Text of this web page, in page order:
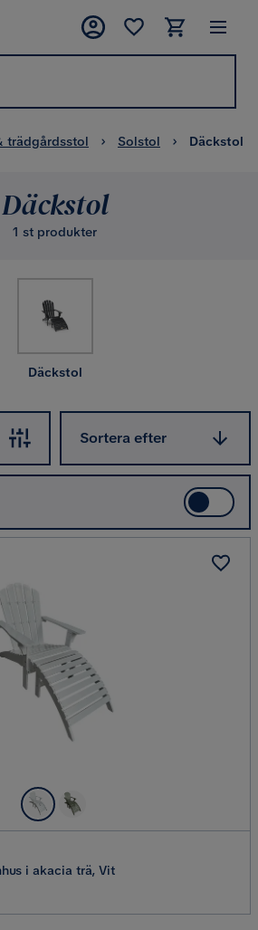
trädgårdsstol Solstol Däckstol
Däckstol
1 st produkter
Däckstol
Sortera efter
i akacia trä, Vit